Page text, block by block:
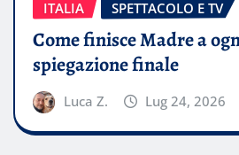
ITALIA SPETTACOLO E TV
Come finisce Madre a
spiegazione finale
Luca Z. Lug 24, 2026